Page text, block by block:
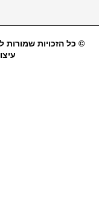
© כל הזכויות שמורות